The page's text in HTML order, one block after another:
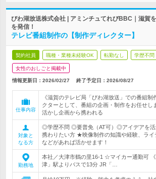
びわ湖放送株式会社 | アミンチュてれびBBC｜滋賀
を発信！
テレビ番組制作の【制作ディレクター】
契約社員 職種・業種未経験OK 転勤なし 学歴不問
女性のおしごと掲載中
情報更新日：2026/02/27 終了予定日： 2026/08/27
仕事内容
《滋賀のテレビ局「びわ湖放送」での番組制
クターとして、番組の企画・制作をお任せ
活かし企画から携われる
対象と
なる方
◎学歴不問 ◎要普免（AT可）◎アイデアを活
携わりたい方 ★映像制作の知識や経験、ライ
などがあれば活かせます！
勤務地
本社／大津市鶴の里16-1 ☆マイカー通勤可
津」駅よりバスで13分 JR「…